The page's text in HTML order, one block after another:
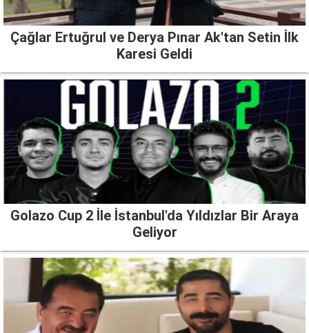
Çağlar Ertuğrul ve Derya Pınar Ak'tan Setin İlk
Karesi Geldi
Golazo Cup 2 İle İstanbul'da Yıldızlar Bir Araya
Geliyor